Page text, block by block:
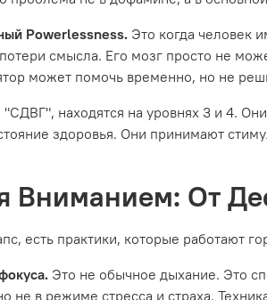
Powerlessness. Это когда человек
смысла. Его мозг просто не
может помочь временно, но не
находятся на уровнях 3 и 4.
здоровья. Они принимают
Вниманием: От
есть практики, которые работают
Это не обычное дыхание. Это
в режиме стресса и страха.